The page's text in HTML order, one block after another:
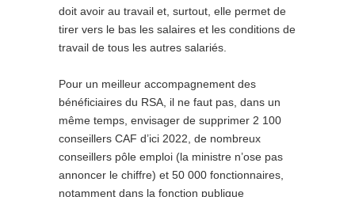
doit avoir au travail et, surtout, elle permet de
tirer vers le bas les salaires et les conditions de
travail de tous les autres salariés.
Pour un meilleur accompagnement des
bénéficiaires du RSA, il ne faut pas, dans un
même temps, envisager de supprimer 2 100
conseillers CAF d’ici 2022, de nombreux
conseillers pôle emploi (la ministre n’ose pas
annoncer le chiffre) et 50 000 fonctionnaires,
notamment dans la fonction publique